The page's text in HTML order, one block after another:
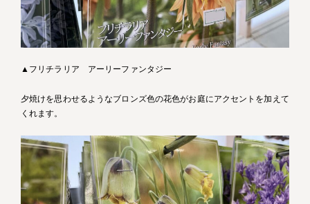
▲フリチラリア アーリーファンタジー
夕焼けを思わせるようなブロンズ色の花色がお庭にアクセントを加えて
くれます。